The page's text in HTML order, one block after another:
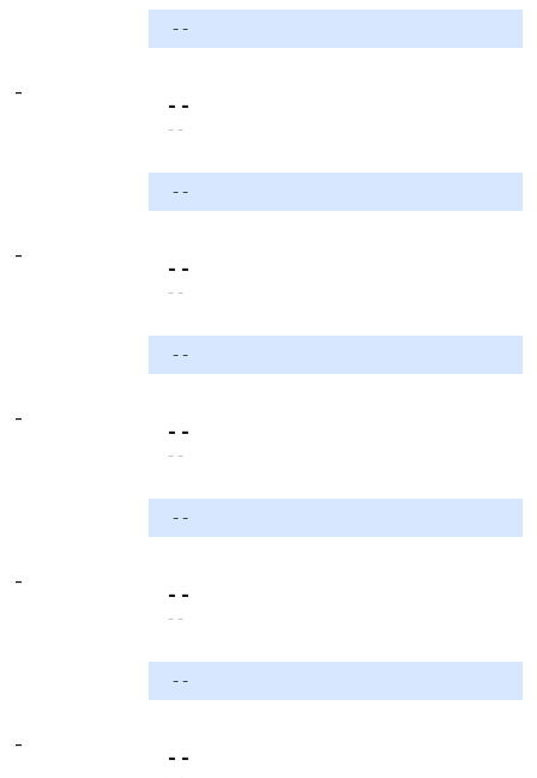
- -
-
- -
- -
- -
-
- -
- -
- -
-
- -
- -
- -
-
- -
- -
- -
-
- -